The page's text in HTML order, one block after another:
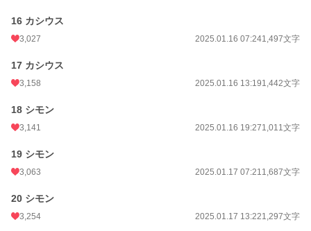
16 カシウス
3,027 2025.01.16 07:241,497文字
17 カシウス
3,158 2025.01.16 13:191,442文字
18 シモン
3,141 2025.01.16 19:271,011文字
19 シモン
3,063 2025.01.17 07:211,687文字
20 シモン
3,254 2025.01.17 13:221,297文字